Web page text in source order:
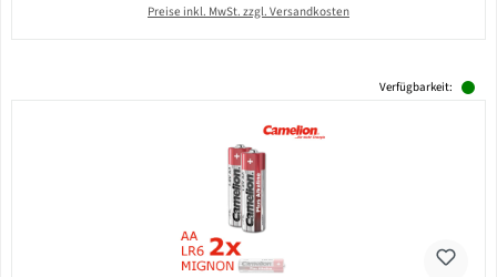
Preise inkl. MwSt. zzgl. Versandkosten
Verfügbarkeit: